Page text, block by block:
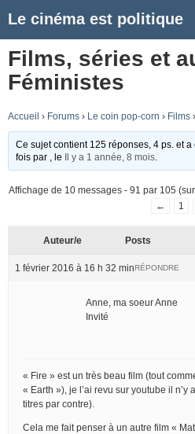
Le cinéma est politique
Films, séries et
Féministes
Accueil › Forums › Le coin pop-corn › Films ›
Ce sujet contient 125 réponses, 4 ps. et
fois par
, le Il y a 1 année, 8 mois
Affichage de 10 messages - 91 par 105
←
1
Auteur/e Posts
1 février 2016 à 16 h 32 minRÉPONDRE
Anne, ma soeur Anne
Invité
« Fire » est un très beau film (tout
« Earth »), je l’ai revu sur youtube il
titres par contre).
Cela me fait penser à un autre film «